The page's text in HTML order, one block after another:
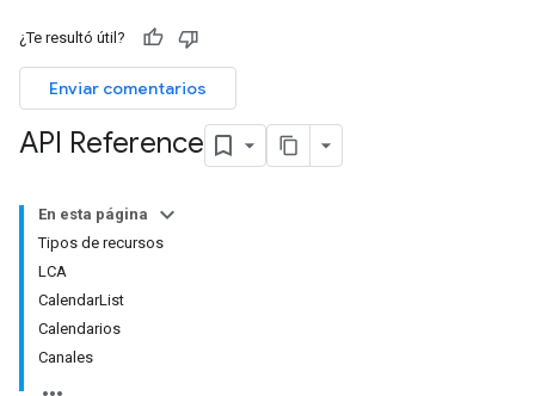
¿Te resultó útil?
Enviar comentarios
API Reference
En esta página
Tipos de recursos
LCA
CalendarList
Calendarios
Canales